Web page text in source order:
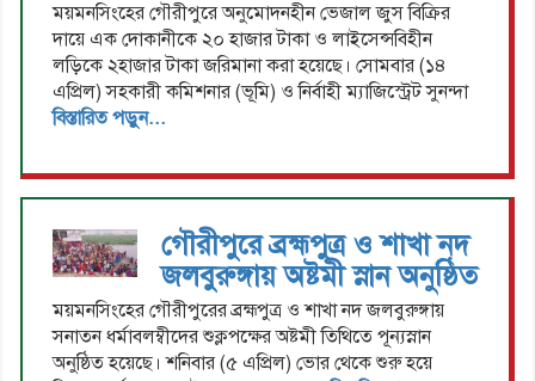
ময়মনসিংহের গৌরীপুরে অনুমোদনহীন ভেজাল জুস বিক্রির
দায়ে এক দোকানীকে ২০ হাজার টাকা ও লাইসেন্সবিহীন
লড়িকে ২হাজার টাকা জরিমানা করা হয়েছে। সোমবার (১৪
এপ্রিল) সহকারী কমিশনার (ভূমি) ও নির্বাহী ম্যাজিস্ট্রেট সুনন্দা
বিস্তারিত পড়ুন...
গৌরীপুরে ব্রহ্মপুত্র ও শাখা নদ
জলবুরুঙ্গায় অষ্টমী স্নান অনুষ্ঠিত
ময়মনসিংহের গৌরীপুরের ব্রহ্মপুত্র ও শাখা নদ জলবুরুঙ্গায়
সনাতন ধর্মাবলম্বীদের শুক্লপক্ষের অষ্টমী তিথিতে পূন্যস্নান
অনুষ্ঠিত হয়েছে। শনিবার (৫ এপ্রিল) ভোর থেকে শুরু হয়ে